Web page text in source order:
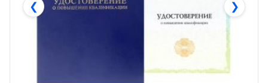
❮ ❯